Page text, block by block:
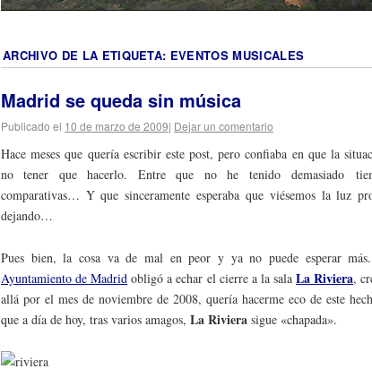
ARCHIVO DE LA ETIQUETA: EVENTOS MUSICALES
Madrid se queda sin música
Publicado el 10 de marzo de 2009| Dejar un comentario
Hace meses que quería escribir este post, pero confiaba en que la
no tener que hacerlo. Entre que no he tenido demasiado
comparativas… Y que sinceramente esperaba que viésemos la luz
dejando…
Pues bien, la cosa va de mal en peor y ya no puede esperar
Ayuntamiento de Madrid obligó a echar el cierre a la salaLa Riviera,
allá por el mes de noviembre de 2008, quería hacerme eco de este
que a día de hoy, tras varios amagos, La Riviera sigue «chapada».